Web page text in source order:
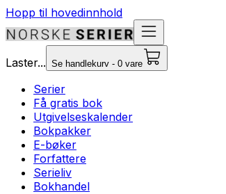
Hopp til hovedinnhold
Laster... Se handlekurv - 0 vare
Serier
Få gratis bok
Utgivelseskalender
Bokpakker
E-bøker
Forfattere
Serieliv
Bokhandel